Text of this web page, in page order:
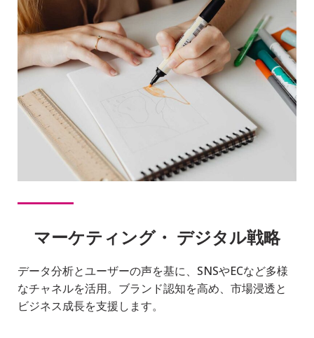
マーケティング・ デジタル戦略
データ分析とユーザーの声を基に、SNSやECなど多様
なチャネルを活⽤。ブランド認知を⾼め、市場浸透と
ビジネス成⻑を⽀援します。